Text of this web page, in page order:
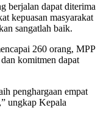
berjalan dapat diterima
kepuasan masyarakat
sangatlah baik.
260 orang, MPP
komitmen dapat
penghargaan empat
ungkap Kepala